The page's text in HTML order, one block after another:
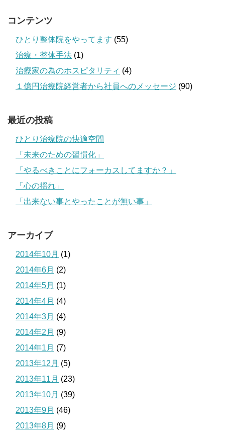
コンテンツ
ひとり整体院をやってます (55)
治療・整体手法 (1)
治療家の為のホスピタリティ (4)
１億円治療院経営者から社員へのメッセージ (90)
最近の投稿
ひとり治療院の快適空間
「未来のための習慣化」
「やるべきことにフォーカスしてますか？」
「心の揺れ」
「出来ない事とやったことが無い事」
アーカイブ
2014年10月 (1)
2014年6月 (2)
2014年5月 (1)
2014年4月 (4)
2014年3月 (4)
2014年2月 (9)
2014年1月 (7)
2013年12月 (5)
2013年11月 (23)
2013年10月 (39)
2013年9月 (46)
2013年8月 (9)